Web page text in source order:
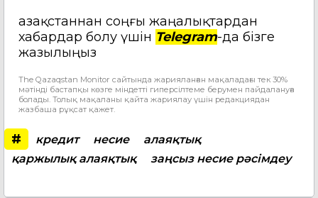
Қазақстаннан соңғы жаңалықтардан
хабардар болу үшін Telegram-да бізге
жазылыңыз
The Qazaqstan Monitor сайтында жарияланған мақаладағы тек 30%
мәтінді бастапқы көзге міндетті гиперсілтеме берумен пайдалануға
болады. Толық мақаланы қайта жариялау үшін редакциядан
жазбаша рұқсат қажет.
# кредит несие
алаяқтық
қаржылық алаяқтық
заңсыз несие рәсімдеу